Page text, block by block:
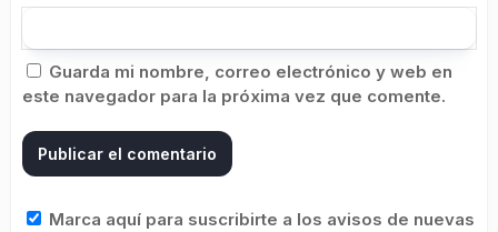
Guarda mi nombre, correo electrónico y web en
este navegador para la próxima vez que comente.
Marca aquí para suscribirte a los avisos de nuevas